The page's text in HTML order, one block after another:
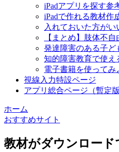
iPadアプリを探す参
iPadで作れる教材作
入れておいた方が
【まとめ】肢体不
発達障害のある子ど
知的障害教育で使え
電子書籍を使ってみ
視線入力特設ページ
アプリ総合ページ（暫定版
ホーム
おすすめサイト
教材がダウンロー